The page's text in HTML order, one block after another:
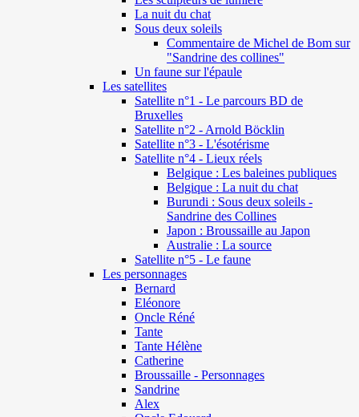
La nuit du chat
Sous deux soleils
Commentaire de Michel de Bom sur
"Sandrine des collines"
Un faune sur l'épaule
Les satellites
Satellite n°1 - Le parcours BD de
Bruxelles
Satellite n°2 - Arnold Böcklin
Satellite n°3 - L'ésotérisme
Satellite n°4 - Lieux réels
Belgique : Les baleines publiques
Belgique : La nuit du chat
Burundi : Sous deux soleils -
Sandrine des Collines
Japon : Broussaille au Japon
Australie : La source
Satellite n°5 - Le faune
Les personnages
Bernard
Eléonore
Oncle Réné
Tante
Tante Hélène
Catherine
Broussaille - Personnages
Sandrine
Alex